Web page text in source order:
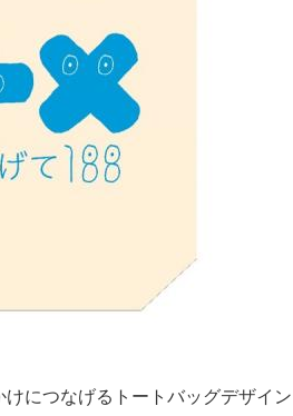
につなげるトートバッグデザイン